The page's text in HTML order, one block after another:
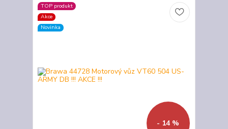
TOP produkt
Akce
Novinka
- 14 %